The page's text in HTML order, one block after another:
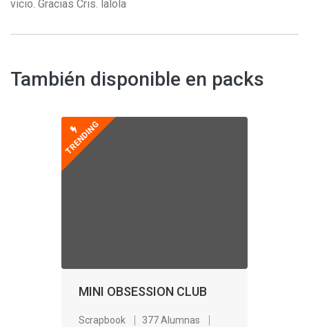
vicio. Gracias Cris. lalola
También disponible en packs
TRENDING
MINI OBSESSION CLUB
Scrapbook
377 Alumnas